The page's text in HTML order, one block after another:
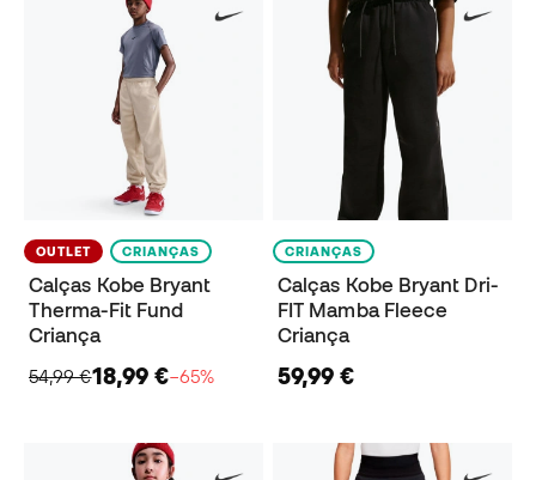
OUTLET CRIANÇAS
Calças Kobe Bryant
Therma-Fit Fund
Criança
54,99 €18,99 €−65%
CRIANÇAS
Calças Kobe Bryant Dri-
FIT Mamba Fleece
Criança
59,99 €